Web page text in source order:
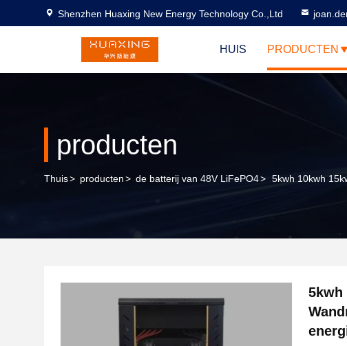
Shenzhen Huaxing New Energy Technology Co.,Ltd
HUIS PRODUCTEN
producten
Thuis> producten> de batterij van 48V LiFePO4> 5kwh 10kwh
5kwh